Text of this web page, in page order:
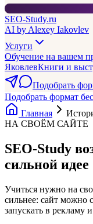
SEO-Study.ru
AI by Alexey Iakovlev
Услуги
Обучение на вашем
ЯковлевКниги и
Подобрать
Подобрать формат
Главная
НА СВОЁМ САЙТЕ
SEO-Study
сильной идее
Учиться нужно на
сильнее: сайт можно
запускать в рекламу